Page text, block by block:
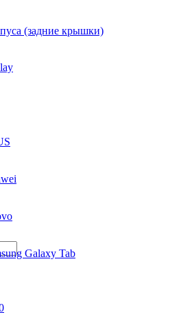
(задние крышки)
Galaxy Tab